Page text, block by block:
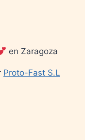
en Zaragoza
Proto-Fast S.L